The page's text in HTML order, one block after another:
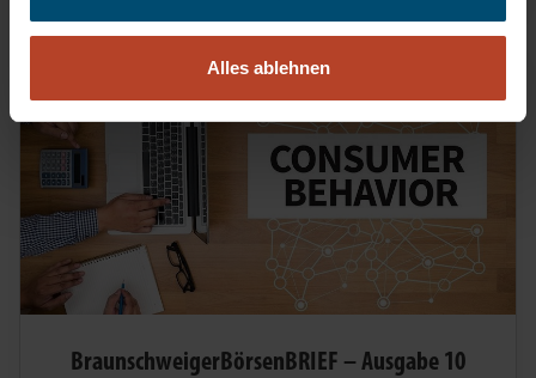
Alles ablehnen
BraunschweigerBörsenBRIEF – Ausgabe 10